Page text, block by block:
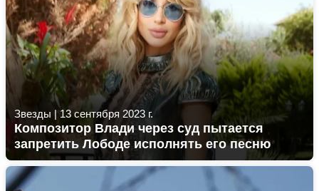
Звезды | 13 сентября 2023 г.
Композитор Влади через суд пытается
запретить Лободе исполнять его песню